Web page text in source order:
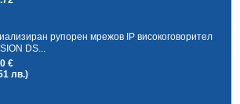
рупорен мрежов IP високоговорител
DS...
€
лв.)